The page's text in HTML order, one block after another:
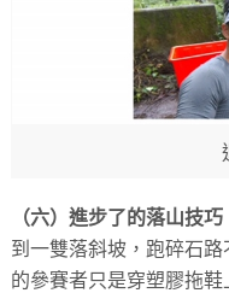
（六）進步了的落山技巧
到一雙落斜坡，跑碎石
的參賽者只是穿塑膠拖